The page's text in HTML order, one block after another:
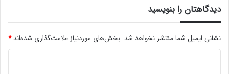
دیدگاهتان را بنویسید
نشانی ایمیل شما منتشر نخواهد شد. بخش‌های موردنیاز علامت‌گذاری شده‌اند*